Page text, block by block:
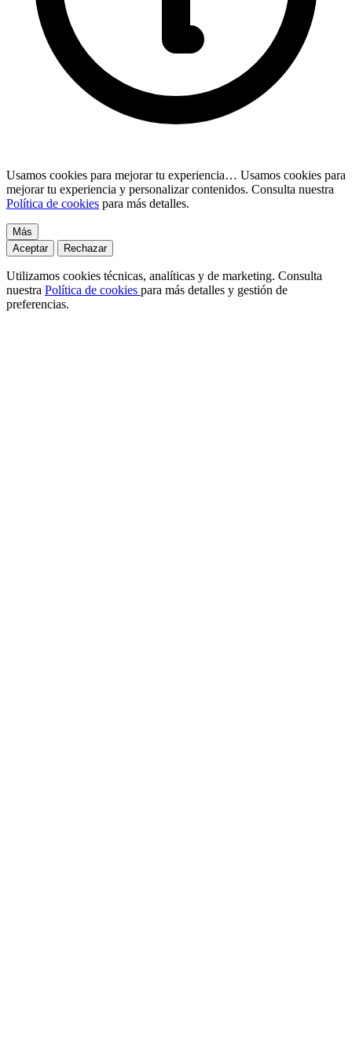
Usamos cookies para mejorar tu experiencia… Usamos cookies para
mejorar tu experiencia y personalizar contenidos. Consulta nuestra
Política de cookies para más detalles.
Más
Aceptar
Rechazar
Utilizamos cookies técnicas, analíticas y de marketing. Consulta
nuestra Política de cookies para más detalles y gestión de
preferencias.